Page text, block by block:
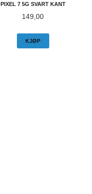
PIXEL 7 5G SVART KANT
Pris
149,00
KJØP